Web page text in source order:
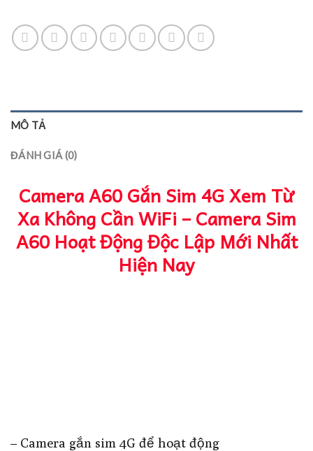
MÔ TẢ
ĐÁNH GIÁ (0)
Camera A60 Gắn Sim 4G Xem Từ
Xa Không Cần WiFi – Camera Sim
A60 Hoạt Động Độc Lập Mới Nhất
Hiện Nay
– Camera gắn sim 4G để hoạt động